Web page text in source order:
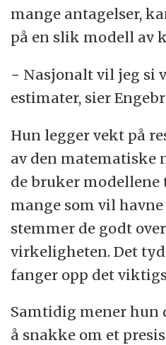
mange antagelser,
på en slik modell av
− Nasjonalt vil jeg si
estimater, sier
Hun legger vekt på
av den matematiske
de bruker modellene
mange som vil
stemmer de godt
virkeligheten. Det
fanger opp det
Samtidig mener hun
å snakke om et